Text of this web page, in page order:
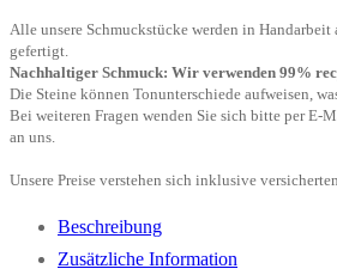
Menge
Alle unsere Schmuckstücke werden in Handarbeit
gefertigt.
Nachhaltiger Schmuck: Wir verwenden 99%
Die Steine können Tonunterschiede aufweisen,
Bei weiteren Fragen wenden Sie sich bitte per E-
an uns.
Unsere Preise verstehen sich inklusive
Beschreibung
Zusätzliche Information